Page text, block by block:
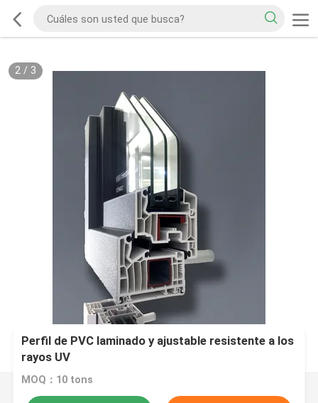
2/ 3
Perfil de PVC laminado y ajustable resistente a los
rayos UV
MOQ：10 tons